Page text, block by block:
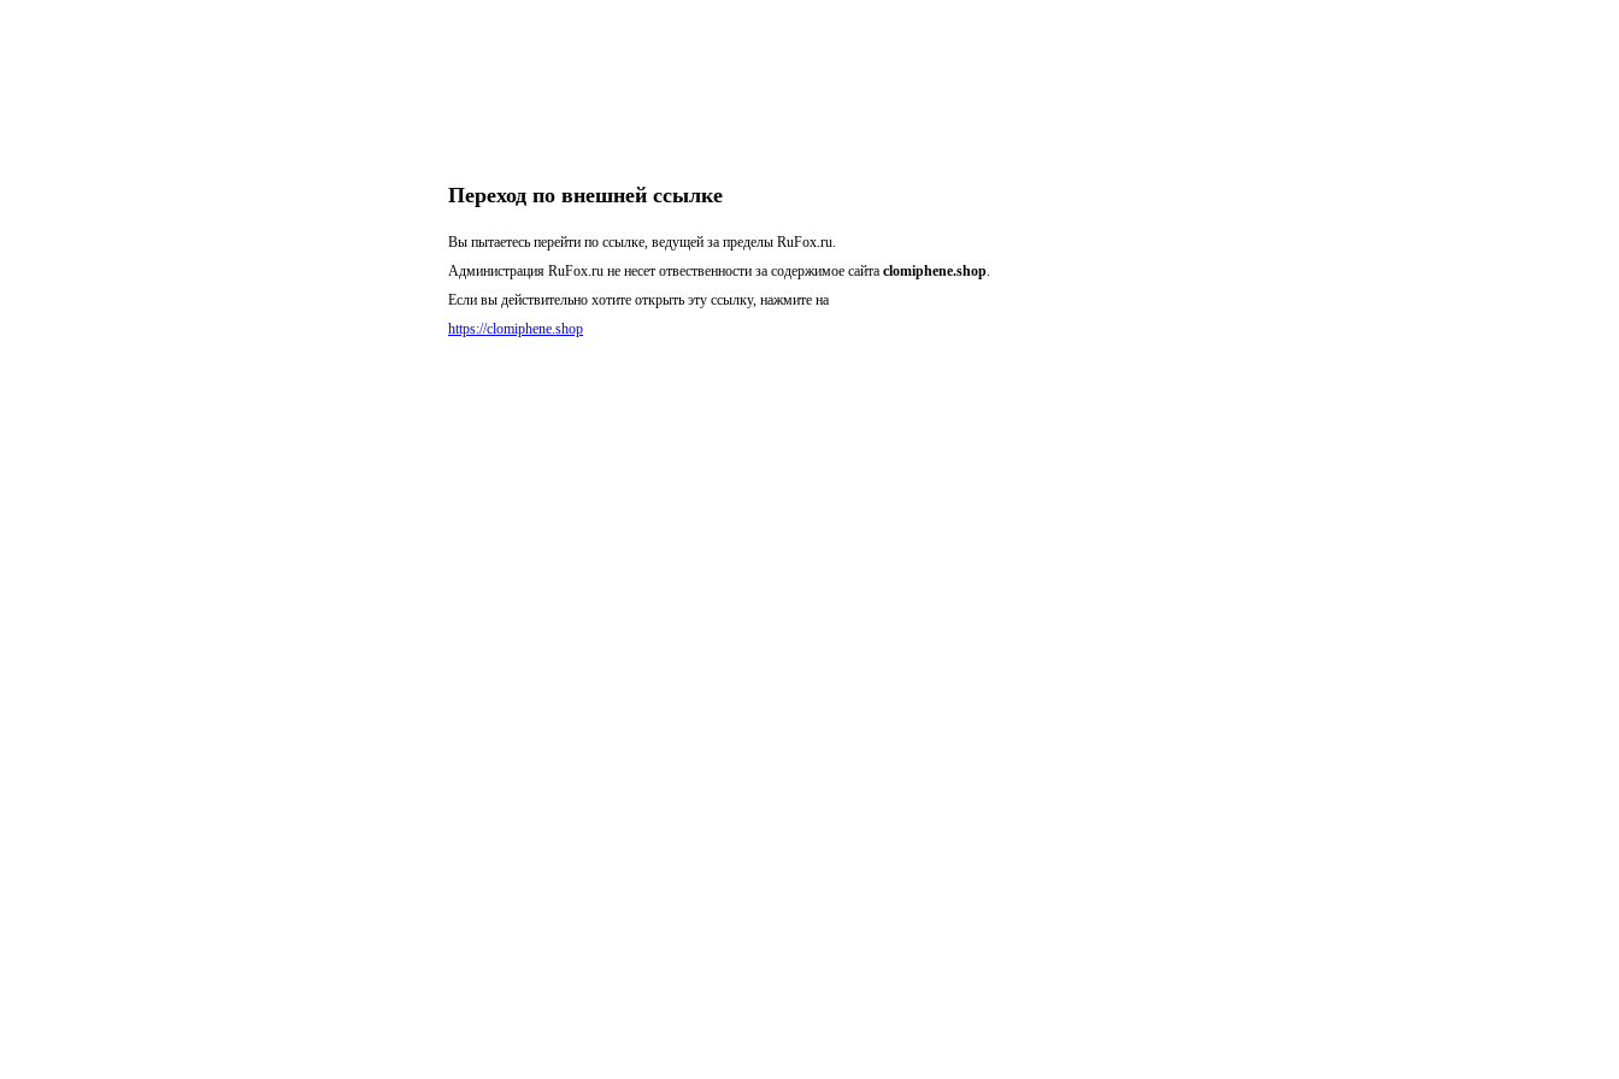
Переход по внешней ссылке
Вы пытаетесь перейти по ссылке, ведущей за пределы RuFox.ru.
Администрация RuFox.ru не несет отвественности за содержимое сайта clomiphene.shop.
Если вы действительно хотите открыть эту ссылку, нажмите на
https://clomiphene.shop